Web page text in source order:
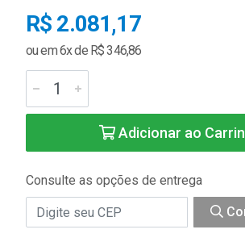
R$ 2.081,17
ou em 6x de R$ 346,86
Adicionar ao
Consulte as opções de entrega